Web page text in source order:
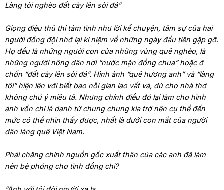
Làng tôi nghèo đất cày lên sỏi đá”
Giọng điệu thủ thỉ tâm tình như lời kể chuyện, tâm sự của hai
người đồng đội nhớ lại kỉ niệm về những ngày đầu tiên gặp gỡ.
Họ đều là những người con của những vùng quê nghèo, là
những người nông dân nơi “nước mặn đồng chua” hoặc ở
chốn “đất cày lên sỏi đá”. Hình ảnh “quê hương anh” và “làng
tôi” hiện lên với biết bao nỗi gian lao vất vả, dù cho nhà thơ
không chú ý miêu tả. Nhưng chính điều đó lại làm cho hình
ảnh vốn chỉ là danh từ chung chung kia trở nên cụ thể đến
mức có thể nhìn thấy được, nhất là dưới con mắt của người
dân làng quê Việt Nam.
Phải chăng chính nguồn gốc xuất thân của các anh đã làm
nên bệ phóng cho tình đồng chí?